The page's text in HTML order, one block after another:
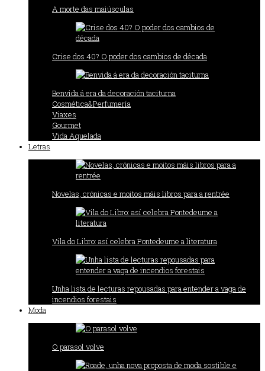
A morte das maiúsculas
Crise dos 40? O poder dos cambios de década
Benvida á era da decoración taciturna
Cosmética&Perfumería
Viaxes
Gourmet
Vida Aquelada
Letras
Novelas, crónicas e moitos máis libros para a rentrée
Vila do Libro: así celebra Pontedeume a literatura
Unha lista de lecturas repousadas para entender a vaga de
incendios forestais
Moda
O parasol volve